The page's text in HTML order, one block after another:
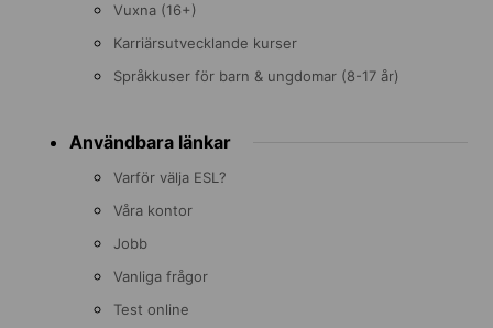
Vuxna (16+)
Karriärsutvecklande kurser
Språkkuser för barn & ungdomar (8-17 år)
Användbara länkar
Varför välja ESL?
Våra kontor
Jobb
Vanliga frågor
Test online